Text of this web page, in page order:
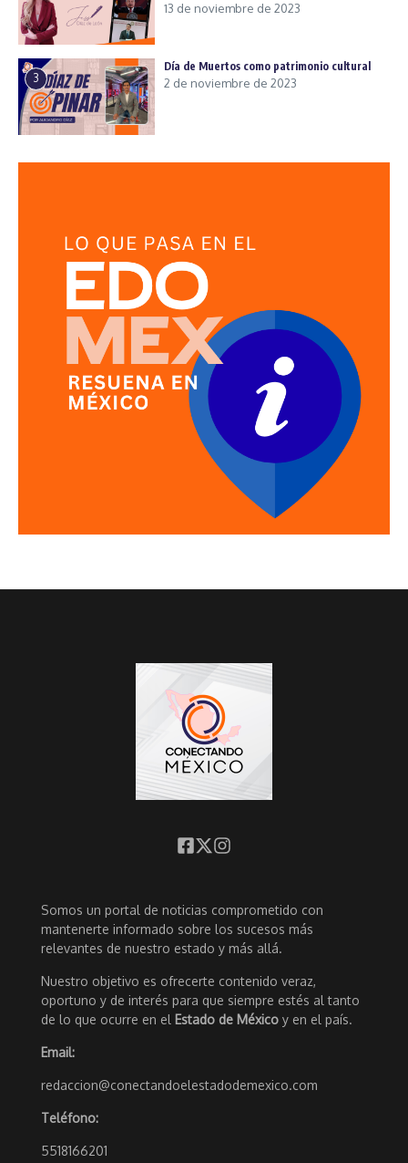
13 de noviembre de 2023
3
Día de Muertos como patrimonio cultural
2 de noviembre de 2023
Somos un portal de noticias comprometido con
mantenerte informado sobre los sucesos más
relevantes de nuestro estado y más allá.
Nuestro objetivo es ofrecerte contenido veraz,
oportuno y de interés para que siempre estés al tanto
de lo que ocurre en el Estado de México y en el país.
Email:
redaccion@conectandoelestadodemexico.com
Teléfono:
5518166201